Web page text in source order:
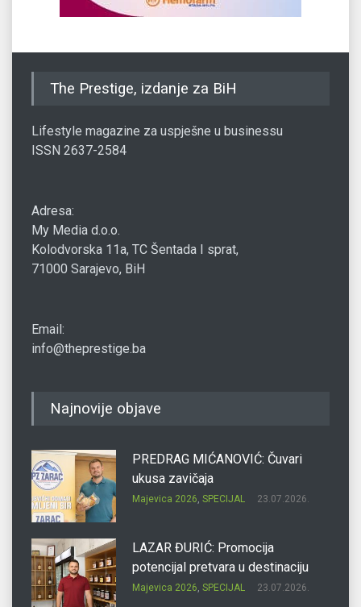
The Prestige, izdanje za BiH
Lifestyle magazine za uspješne u businessu
ISSN 2637-2584
Adresa:
My Media d.o.o.
Kolodvorska 11a, TC Šentada I sprat,
71000 Sarajevo, BiH
Email:
info@theprestige.ba
Najnovije objave
PREDRAG MIĆANOVIĆ: Čuvari
ukusa zavičaja
Majevica 2026, SPECIJAL 23.07.2026.
LAZAR ĐURIĆ: Promocija
potencijal pretvara u destinaciju
Majevica 2026, SPECIJAL 23.07.2026.